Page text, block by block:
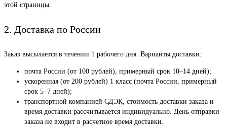
этой страницы.
2. Доставка по России
Заказ высылается в течении 1 рабочего дня. Варианты доставки:
почта России (от 100 рублей), примерный срок 10–14 дней);
ускоренная (от 200 рублей) 1 класс (почта России, примерный
срок 5–7 дней);
транспортной компанией СДЭК, стоимость доставки заказа и
время доставки рассчитывается индивидуально. День отправки
заказа не входит в расчетное время доставки.